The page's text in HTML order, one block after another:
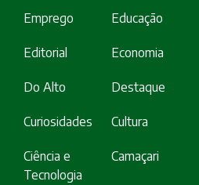
Emprego Educação
Editorial Economia
Do Alto Destaque
Curiosidades Cultura
Ciência e
Tecnologia
Camaçari